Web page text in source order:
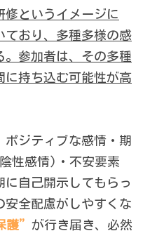
修というイメージに
ており、多種多様の感
。参加者は、その多種
に持ち込む可能性が高
ポジティブな感情・期
性感情)・不安要素
自己開示してもらっ
安全配慮がしやすくな
護” が行き届き、必然